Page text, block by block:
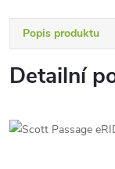
Popis produktu
Detailní